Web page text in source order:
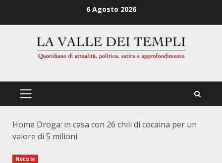
6 Agosto 2026
PRIMÄRES
Home Droga: in casa con 26 chili di cocaina per un
valore di 5 milioni
Notizie